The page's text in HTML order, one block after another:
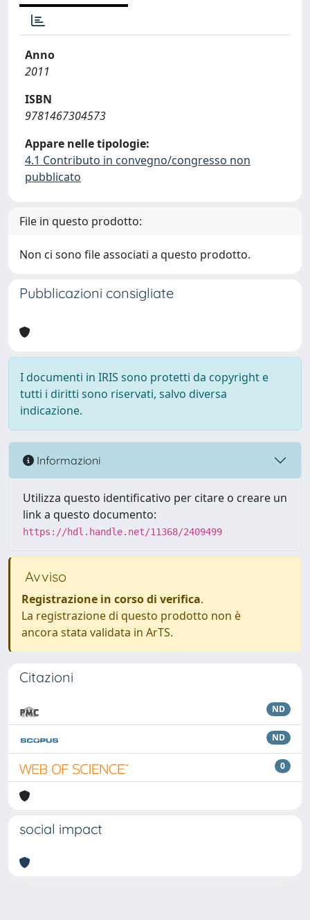
Anno
2011
ISBN
9781467304573
Appare nelle tipologie:
4.1 Contributo in convegno/congresso non
pubblicato
File in questo prodotto:
Non ci sono file associati a questo prodotto.
Pubblicazioni consigliate
I documenti in IRIS sono protetti da copyright e
tutti i diritti sono riservati, salvo diversa
indicazione.
Informazioni
Utilizza questo identificativo per citare o creare un
link a questo documento:
https://hdl.handle.net/11368/2409499
Avviso
Registrazione in corso di verifica.
La registrazione di questo prodotto non è
ancora stata validata in ArTS.
Citazioni
ND
ND
0
social impact